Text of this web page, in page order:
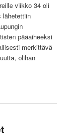
viikko 34 oli
lähetettiin
pääaiheeksi
merkittävä
olihan